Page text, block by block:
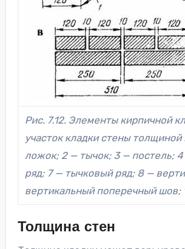
Рис. 7.12. Элементы кирпичной
участок кладки стены
ложок; 2 — тычок; 3 — постель;
ряд; 7 — тычковый ряд; 8 —
вертикальный поперечный шов;
Толщина стен